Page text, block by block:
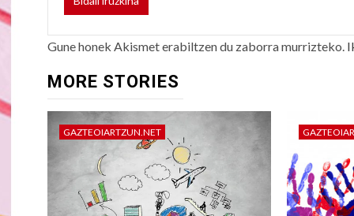
Gune honek Akismet erabiltzen du zaborra murrizteko.
MORE STORIES
GAZTEOIARTZUN.NET